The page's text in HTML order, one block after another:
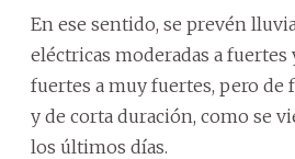
En ese sentido, se prevén
eléctricas moderadas a fuertes
fuertes a muy fuertes, pero de
y de corta duración, como se
los últimos días.